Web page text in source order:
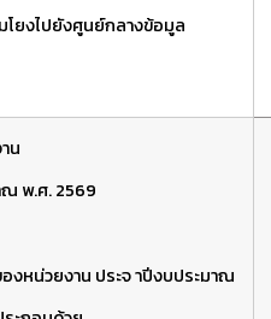
โยงไปยังศูนย์กลางข้อมูล
น
ณ พ.ศ. 2569
งหน่วยงาน ประจ าปีงบประมาณ